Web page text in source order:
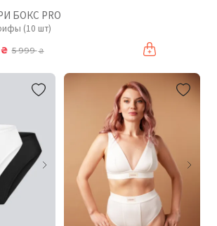
БОКС PRO
(10 шт)
₴ 5 999₴